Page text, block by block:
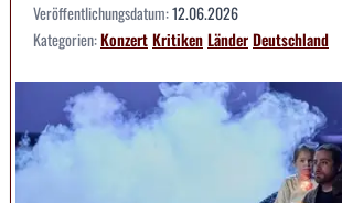
Veröffentlichungsdatum:12.06.2026
Kategorien:KonzertKritikenLänderDeutschland